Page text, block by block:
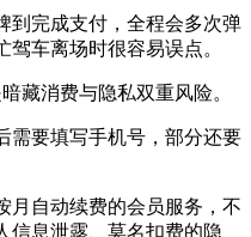
到完成支付，全程会多次弹
车离场时很容易误点。
藏消费与隐私双重风险。
需要填写手机号，部分还要
月自动续费的会员服务，不
信息泄露、莫名扣费的隐